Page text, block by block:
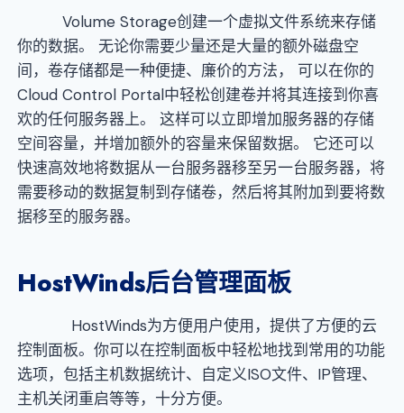
Volume Storage创建一个虚拟文件系统来存储
你的数据。 无论你需要少量还是大量的额外磁盘空
间，卷存储都是一种便捷、廉价的方法， 可以在你的
Cloud Control Portal中轻松创建卷并将其连接到你喜
欢的任何服务器上。 这样可以立即增加服务器的存储
空间容量，并增加额外的容量来保留数据。 它还可以
快速高效地将数据从一台服务器移至另一台服务器，将
需要移动的数据复制到存储卷，然后将其附加到要将数
据移至的服务器。
HostWinds后台管理面板
HostWinds为方便用户使用，提供了方便的云
控制面板。你可以在控制面板中轻松地找到常用的功能
选项，包括主机数据统计、自定义ISO文件、IP管理、
主机关闭重启等等，十分方便。